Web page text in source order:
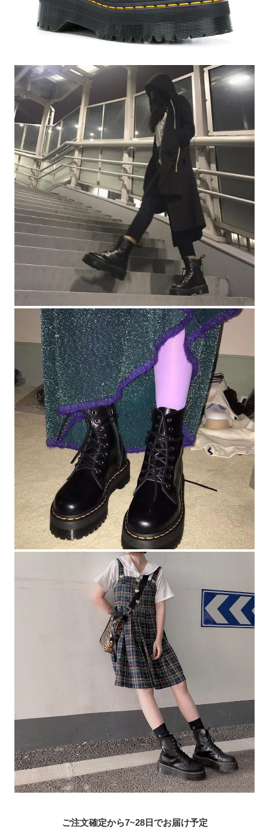
ご注文確定から7~28日でお届け予定